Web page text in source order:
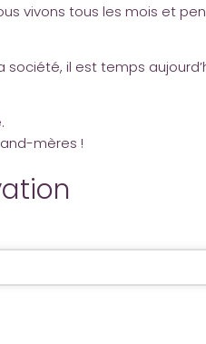
vivons tous les mois et
il est temps
mères !